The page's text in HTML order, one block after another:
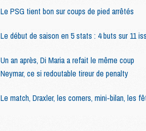
Le PSG tient bon sur coups de pied arrêtés
Le début de saison en 5 stats : 4 buts sur 11
Un an après, Di Maria a refait le même coup
Neymar, ce si redoutable tireur de penalty
Le match, Draxler, les corners, mini-bilan, les